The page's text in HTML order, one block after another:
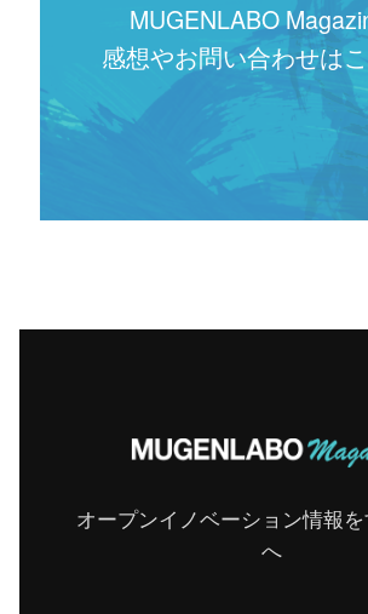
MUGENLABO
感想やお問い合わせはこ
オープンイノベーション情報
へ